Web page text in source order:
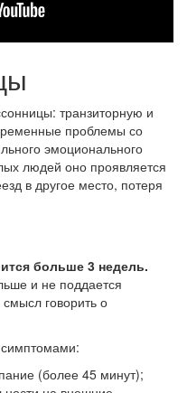
транзиторную и
проблемы со
эмоционального
людей оно проявляется
в другое место, потеря
больше 3 недель.
и не поддается
говорить о
(более 45 минут);